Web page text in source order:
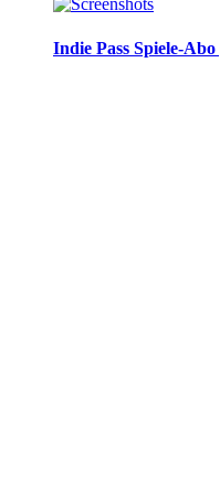
Indie Pass Spiele-